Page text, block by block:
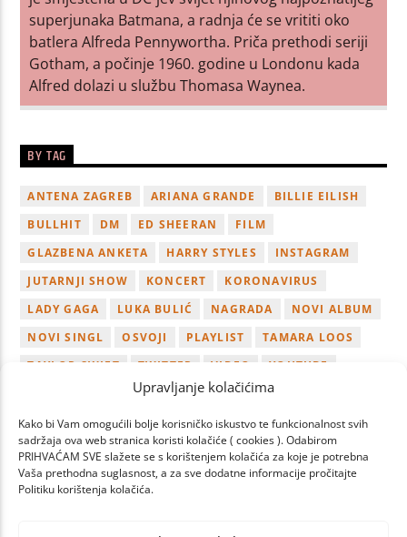
Upravljanje kolačićima
Kako bi Vam omogućili bolje korisničko iskustvo te funkcionalnost svih
sadržaja ova web stranica koristi kolačiće ( cookies ). Odabirom
PRIHVAĆAM SVE slažete se s korištenjem kolačića za koje je potrebna
Vaša prethodna suglasnost, a za sve dodatne informacije pročitajte
Politiku korištenja kolačića.
superjunaka Batmana, a radnja će se vrititi oko
batlera Alfreda Pennywortha. Priča prethodi seriji
Gotham, a počinje 1960. godine u Londonu kada
Alfred dolazi u službu Thomasa Waynea.
BY TAG
ANTENA ZAGREB ARIANA GRANDE
BILLIE EILISH
BULLHIT
DM ED SHEERAN
FILM
GLAZBENA ANKETA
HARRY STYLES
INSTAGRAM
JUTARNJI SHOW
KONCERT
KORONAVIRUS
LADY GAGA
LUKA BULIĆ NAGRADA
NOVI ALBUM
NOVI SINGL
OSVOJI PLAYLIST
TAMARA LOOS
TAYLOR SWIFT
TWITTER VIDEO
YOUTUBE